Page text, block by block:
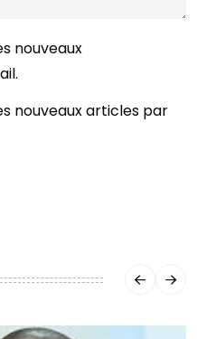
nouveaux
nouveaux articles par